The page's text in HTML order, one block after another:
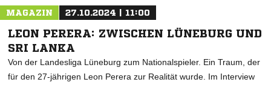
MAGAZIN 27.10.2024 | 11:00
LEON PERERA: ZWISCHEN LÜNEBURG UND
SRI LANKA
Von der Landesliga Lüneburg zum Nationalspieler. Ein Traum, der
für den 27-jährigen Leon Perera zur Realität wurde. Im Interview